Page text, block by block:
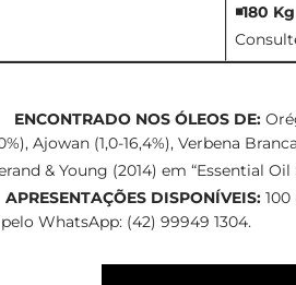
◾180 Kg
ENCONTRADO NOS ÓLEOS DE:
Ajowan (1,0-16,4%), Verbena
& Young (2014) em “Essential Oil
APRESENTAÇÕES DISPONÍVEIS:
WhatsApp: (42) 99949 1304.